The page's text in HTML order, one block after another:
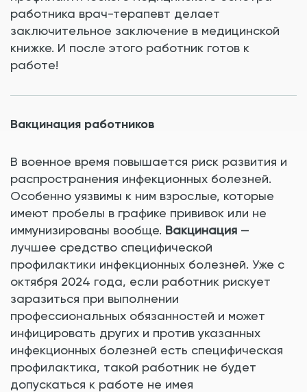
работника врач-терапевт делает
заключительное заключение в медицинской
книжке. И после этого работник готов к
работе!
Вакцинация работников
В военное время повышается риск развития и
распространения инфекционных болезней.
Особенно уязвимы к ним взрослые, которые
имеют пробелы в графике прививок или не
иммунизированы вообще. Вакцинация —
лучшее средство специфической
профилактики инфекционных болезней. Уже с
октября 2024 года, если работник рискует
заразиться при выполнении
профессиональных обязанностей и может
инфицировать других и против указанных
инфекционных болезней есть специфическая
профилактика, такой работник не будет
допускаться к работе не имея